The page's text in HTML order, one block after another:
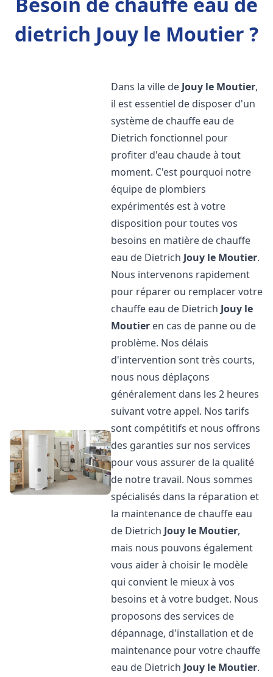
dietrich Jouy le Moutier ?
Dans la ville de Jouy le Moutier,
il est essentiel de disposer d'un
système de chauffe eau de
Dietrich fonctionnel pour
profiter d'eau chaude à tout
moment. C'est pourquoi notre
équipe de plombiers
expérimentés est à votre
disposition pour toutes vos
besoins en matière de chauffe
eau de Dietrich Jouy le Moutier.
Nous intervenons rapidement
pour réparer ou remplacer votre
chauffe eau de Dietrich Jouy le
Moutier en cas de panne ou de
problème. Nos délais
d'intervention sont très courts,
nous nous déplaçons
généralement dans les 2 heures
suivant votre appel. Nos tarifs
sont compétitifs et nous offrons
des garanties sur nos services
pour vous assurer de la qualité
de notre travail. Nous sommes
spécialisés dans la réparation et
la maintenance de chauffe eau
de Dietrich Jouy le Moutier,
mais nous pouvons également
vous aider à choisir le modèle
qui convient le mieux à vos
besoins et à votre budget. Nous
proposons des services de
dépannage, d'installation et de
maintenance pour votre chauffe
eau de Dietrich Jouy le Moutier.